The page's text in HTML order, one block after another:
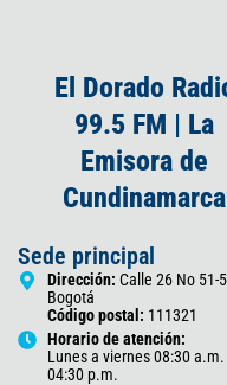
El Dorado
99.5 FM | La
Emisora de
Cundinamarca
Sede principal
Dirección: Calle 26 No 51-
Bogotá
Código postal: 111321
Horario de atención:
Lunes a viernes 08:30 a.m.
04:30 p.m.